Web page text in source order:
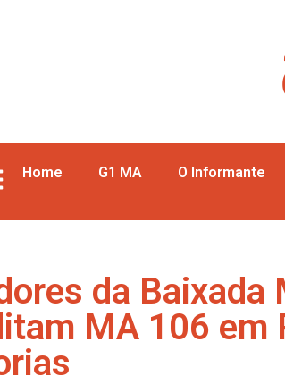
Home G1 MA O Informante
da Baixada
MA 106 em